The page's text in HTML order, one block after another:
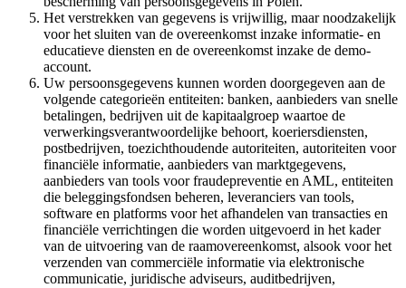
Het verstrekken van gegevens is vrijwillig, maar noodzakelijk
voor het sluiten van de overeenkomst inzake informatie- en
educatieve diensten en de overeenkomst inzake de demo-
account.
Uw persoonsgegevens kunnen worden doorgegeven aan de
volgende categorieën entiteiten: banken, aanbieders van snelle
betalingen, bedrijven uit de kapitaalgroep waartoe de
verwerkingsverantwoordelijke behoort, koeriersdiensten,
postbedrijven, toezichthoudende autoriteiten, autoriteiten voor
financiële informatie, aanbieders van marktgegevens,
aanbieders van tools voor fraudepreventie en AML, entiteiten
die beleggingsfondsen beheren, leveranciers van tools,
software en platforms voor het afhandelen van transacties en
financiële verrichtingen die worden uitgevoerd in het kader
van de uitvoering van de raamovereenkomst, alsook voor het
verzenden van commerciële informatie via elektronische
communicatie, juridische adviseurs, auditbedrijven,